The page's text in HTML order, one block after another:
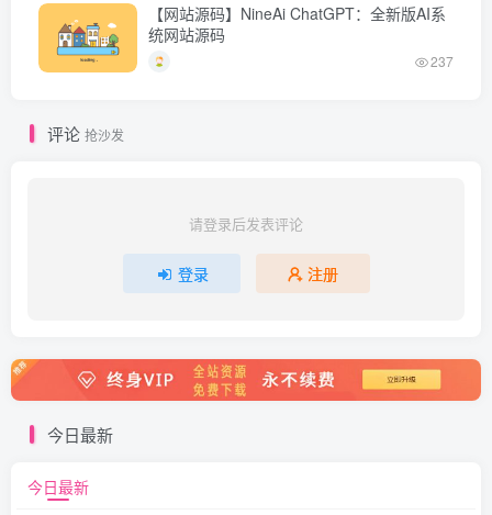
【网站源码】NineAi ChatGPT：全新版AI系
统网站源码
237
评论 抢沙发
请登录后发表评论
登录 注册
今日最新
今日最新